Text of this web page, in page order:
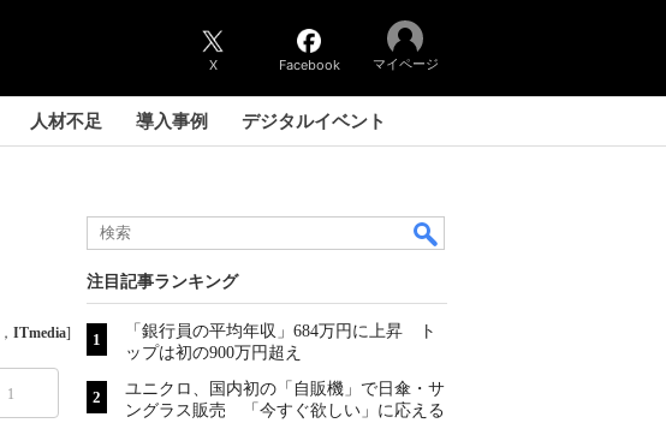
X Facebook マイページ
人材不足 導入事例 デジタルイベント
， ITmedia]
1
注目記事ランキング
「銀行員の平均年収」684万円に上昇 ト
ップは初の900万円超え
ユニクロ、国内初の「自販機」で日傘・サ
ングラス販売 「今すぐ欲しい」に応える